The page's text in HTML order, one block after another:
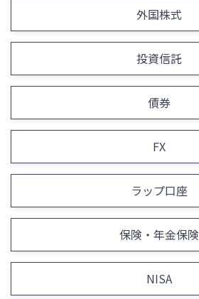
外国株式
投資信託
債券
FX
ラップ口座
保険・年金保険
NISA